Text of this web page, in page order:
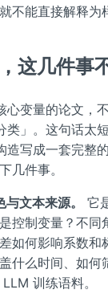
不能直接解释为
这几件事
心变量的论文，
类」。这句话太
造写成一套完整
几件事。
文本来源。
它
控制变量？不同
如何影响系数和
什么时间、如何
训练语料。